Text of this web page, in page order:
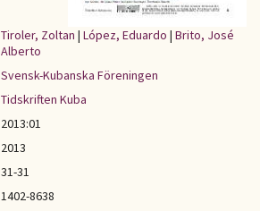
Tiroler, Zoltan | López, Eduardo | Brito, José
Alberto
Svensk-Kubanska Föreningen
Tidskriften Kuba
2013:01
2013
31-31
1402-8638